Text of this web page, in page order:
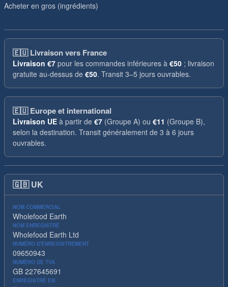
Acheter en gros (ingrédients)
🇪🇺Livraison vers France
Livraison €7 pour les commandes inférieures à €50 ; livraison
gratuite au-dessus de €50. Transit 3–5 jours ouvrables.
🇪🇺Europe et international
Livraison UE à partir de €7 (Groupe A) ou €11 (Groupe B),
selon la destination. Transit généralement de 3 à 6 jours
ouvrables.
🇬🇧 UK
NOM COMMERCIAL
Wholefood Earth
NOM ENREGISTRÉ
Wholefood Earth Ltd
NUMÉRO D'ENREGISTREMENT
09650943
NUMÉRO DE TVA
GB 227645691
ENREGISTRÉ EN